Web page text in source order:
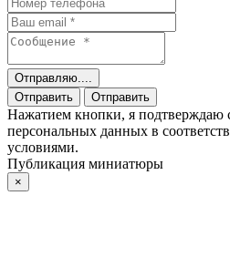
Отправляю....
Отправить
Отправить
Нажатием кнопки, я подтверждаю
персональных данных в
условиями.
Публикация миниатюры
×